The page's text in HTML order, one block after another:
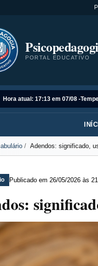
PORTAL EDUCATIVO
Hora atual: 17:13 em 07/08 -
Adendos: significado,
Publicado em 26/05/2026 às